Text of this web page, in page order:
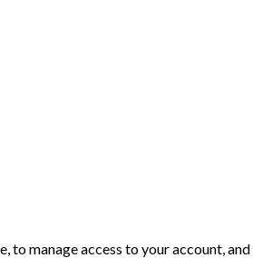
manage access to your account,